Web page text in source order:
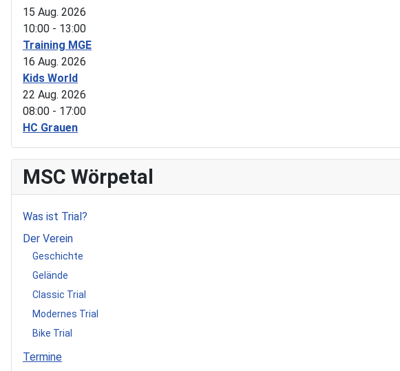
15 Aug. 2026
10:00 - 13:00
Training MGE
16 Aug. 2026
Kids World
22 Aug. 2026
08:00 - 17:00
HC Grauen
MSC Wörpetal
Was ist Trial?
Der Verein
Geschichte
Gelände
Classic Trial
Modernes Trial
Bike Trial
Termine